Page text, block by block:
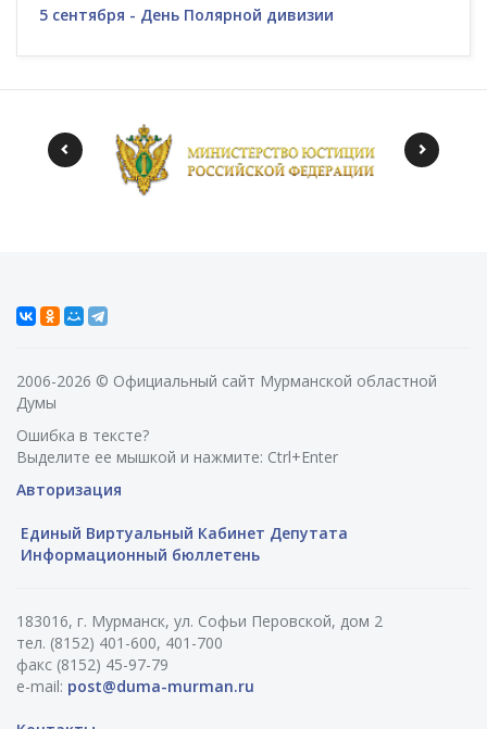
5 сентября - День Полярной дивизии
2006-2026 © Официальный сайт Мурманской областной
Думы
Ошибка в тексте?
Выделите ее мышкой и нажмите: Ctrl+Enter
Авторизация
Единый Виртуальный Кабинет Депутата
Информационный бюллетень
183016, г. Мурманск, ул. Софьи Перовской, дом 2
тел. (8152) 401-600, 401-700
факс (8152) 45-97-79
e-mail: post@duma-murman.ru